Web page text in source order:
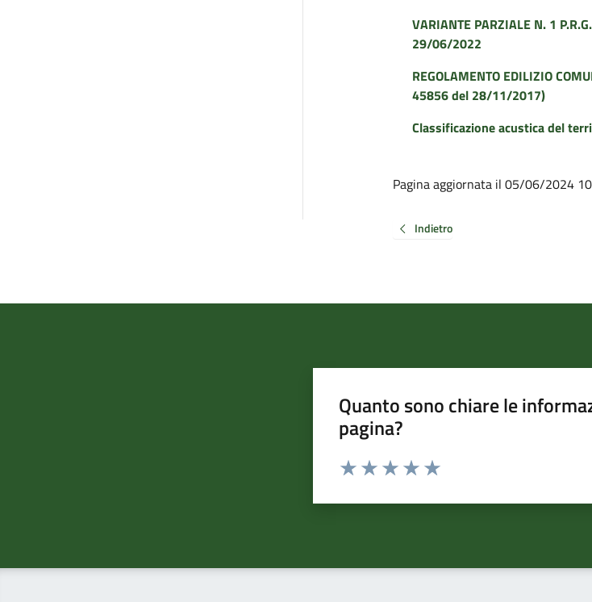
VARIANTE PARZIALE N. 1
29/06/2022
REGOLAMENTO EDILIZIO
45856 del 28/11/2017)
Classificazione acustica del
Pagina aggiornata il 05/06/2024
Indietro
Quanto sono chiare le
pagina?
Valuta da 1 a 5 stelle la pagina